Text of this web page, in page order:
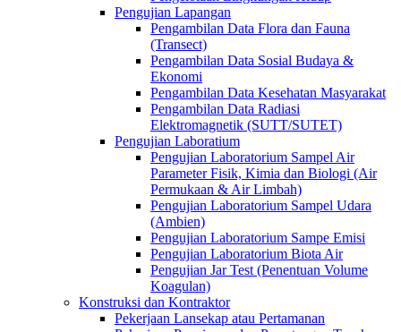
Pengujian Lapangan
Pengambilan Data Flora dan Fauna
(Transect)
Pengambilan Data Sosial Budaya &
Ekonomi
Pengambilan Data Kesehatan Masyarakat
Pengambilan Data Radiasi
Elektromagnetik (SUTT/SUTET)
Pengujian Laboratium
Pengujian Laboratorium Sampel Air
Parameter Fisik, Kimia dan Biologi (Air
Permukaan & Air Limbah)
Pengujian Laboratorium Sampel Udara
(Ambien)
Pengujian Laboratorium Sampe Emisi
Pengujian Laboratorium Biota Air
Pengujian Jar Test (Penentuan Volume
Koagulan)
Konstruksi dan Kontraktor
Pekerjaan Lansekap atau Pertamanan